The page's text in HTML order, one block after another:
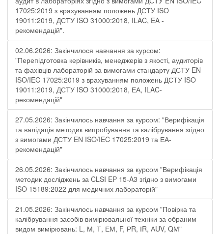
17025:2019 з врахуванням положень ДСТУ ISO
19011:2019, ДСТУ ISO 31000:2018, ILAC, EA -
рекомендацій".
02.06.2026: Закінчилося навчання за курсом:
"Перепідготовка керівників, менеджерів з якості, аудиторів
та фахівців лабораторій за вимогами стандарту ДСТУ EN
ISO/IEC 17025:2019 з врахуванням положень ДСТУ ISO
19011:2019, ДСТУ ISO 31000:2018, ЕА, ILAC-
рекомендацій"
27.05.2026: Закінчилось навчання за курсом: "Верифікація
та валідація методик випробування та калібрування згідно
з вимогами ДСТУ EN ISO/IEC 17025:2019 та ЕА-
рекомендацій"
26.05.2026: Закінчилось навчання за курсом "Верифікація
методик досліджень за CLSI EP 15-A3 згідно з вимогами
ISO 15189:2022 для медичних лабораторій"
21.05.2026: Закінчилось навчання за курсом "Повірка та
калібрування засобів вимірювальної техніки за обраним
видом вимірювань: L, М, Т, ЕМ, F, РR, ІR, АUV, QМ"